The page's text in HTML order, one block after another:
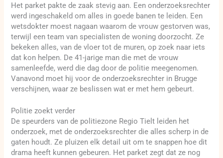
Het parket pakte de zaak stevig aan. Een onderzoeksrechter
werd ingeschakeld om alles in goede banen te leiden. Een
wetsdokter moest nagaan waarom de vrouw gestorven was,
terwijl een team van specialisten de woning doorzocht. Ze
bekeken alles, van de vloer tot de muren, op zoek naar iets
dat kon helpen. De 41-jarige man die met de vrouw
samenleefde, werd die dag door de politie meegenomen.
Vanavond moet hij voor de onderzoeksrechter in Brugge
verschijnen, waar ze beslissen wat er met hem gebeurt.
Politie zoekt verder
De speurders van de politiezone Regio Tielt leiden het
onderzoek, met de onderzoeksrechter die alles scherp in de
gaten houdt. Ze pluizen elk detail uit om te snappen hoe dit
drama heeft kunnen gebeuren. Het parket zegt dat ze nog